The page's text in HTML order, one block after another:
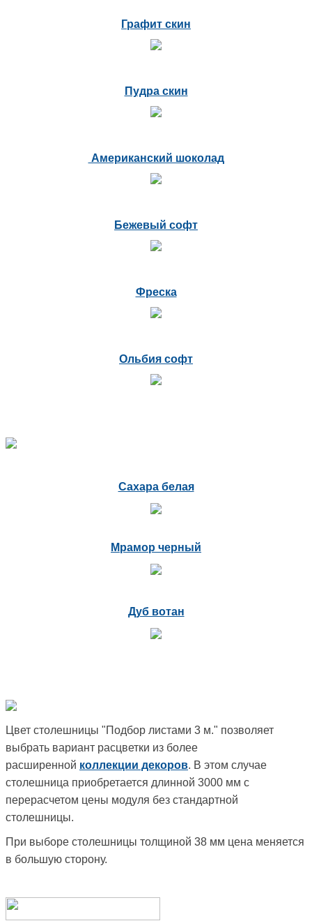
Графит скин
Пудра скин
Американский шоколад
Бежевый софт
Фреска
Ольбия софт
Сахара белая
Мрамор черный
Дуб вотан
Цвет столешницы "Подбор листами 3 м." позволяет
выбрать вариант расцветки из более
расширенной коллекции декоров. В этом случае
столешница приобретается длинной 3000 мм с
перерасчетом цены модуля без стандартной
столешницы.
При выборе столешницы толщиной 38 мм цена меняется
в большую сторону.